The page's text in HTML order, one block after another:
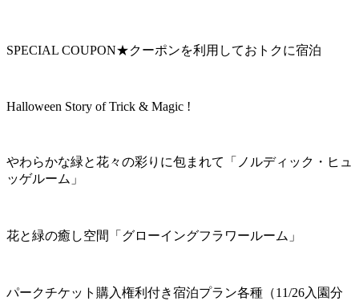
SPECIAL COUPON★クーポンを利用しておトクに宿泊
Halloween Story of Trick & Magic !
やわらかな緑と花々の彩りに包まれて「ノルディック・ヒュ
ッゲルーム」
花と緑の癒し空間「グローイングフラワールーム」
パークチケット購入権利付き宿泊プラン各種（11/26入園分